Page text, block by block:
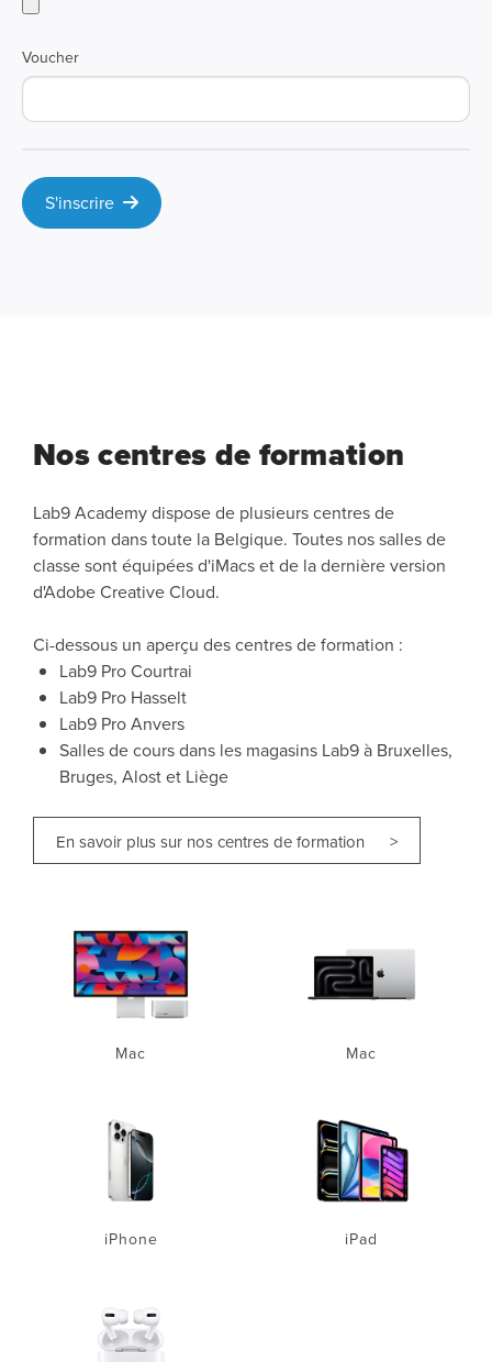
Voucher
S'inscrire
Nos centres de formation
Lab9 Academy dispose de plusieurs centres de
formation dans toute la Belgique. Toutes nos salles de
classe sont équipées d'iMacs et de la dernière version
d'Adobe Creative Cloud.
Ci-dessous un aperçu des centres de formation :
Lab9 Pro Courtrai
Lab9 Pro Hasselt
Lab9 Pro Anvers
Salles de cours dans les magasins Lab9 à Bruxelles,
Bruges, Alost et Liège
En savoir plus sur nos centres de formation >
Mac Mac
iPhone iPad